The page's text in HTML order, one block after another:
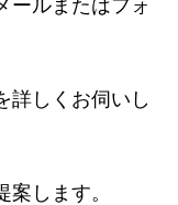
ールまたはフォ
詳しくお伺いし
案します。